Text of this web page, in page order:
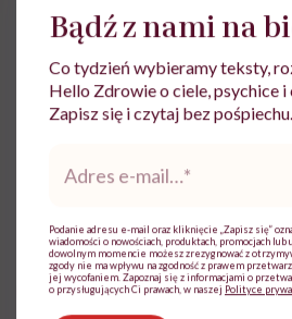
Marta Dragan
Z czytania, gadania i
sposób na życie.
dziennikarką i
Udostępnij
Bądź z nami na
Co tydzień wybieramy teksty,
Hello Zdrowie o ciele, psychice i
Zapisz się i czytaj bez pośpiechu.
*
Podanie adresu e-mail oraz kliknięcie „Zapisz się”
wiadomości o nowościach, produktach, promocjach
dowolnym momencie możesz zrezygnować z
zgody nie ma wpływu na zgodność z prawem
jej wycofaniem. Zapoznaj się z informacjami o
o przysługujących Ci prawach, w naszej Polityce